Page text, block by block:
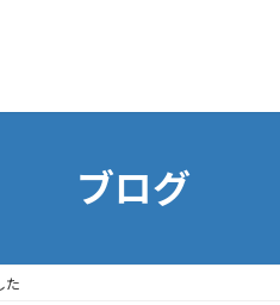
ブログ
た